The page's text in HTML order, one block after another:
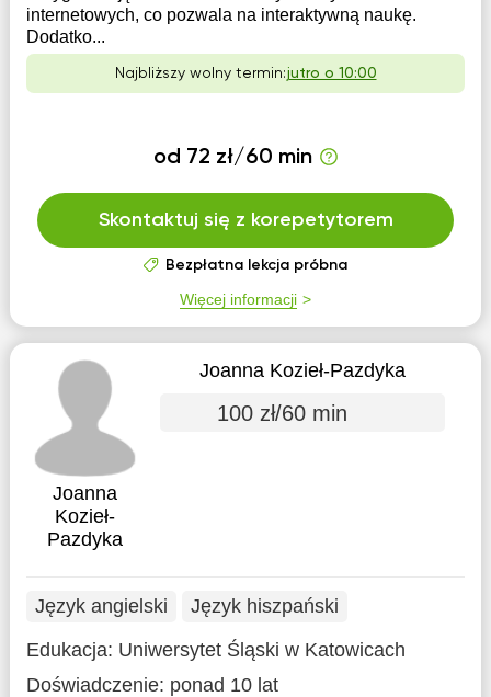
internetowych, co pozwala na interaktywną naukę.
Dodatko...
Najbliższy wolny termin:jutro o 10:00
od 72 zł/60 min
Skontaktuj się z korepetytorem
Bezpłatna lekcja próbna
Więcej informacji
Joanna
Kozieł-
Pazdyka
Joanna Kozieł-Pazdyka
100 zł/60 min
Język angielski
Język hiszpański
Edukacja: Uniwersytet Śląski w Katowicach
Doświadczenie: ponad 10 lat